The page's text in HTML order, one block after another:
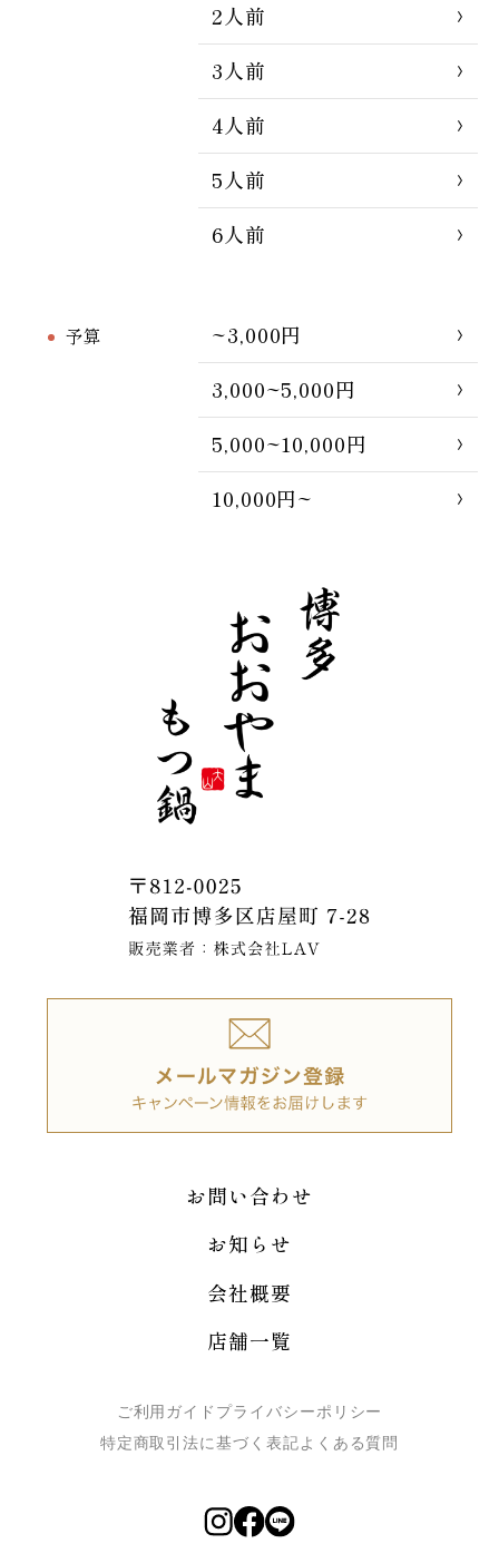
2人前
3人前
4人前
5人前
6人前
予算
~3,000円
3,000~5,000円
5,000~10,000円
10,000円~
お問い合わせ
お知らせ
会社概要
店舗一覧
ご利用ガイド プライバシーポリシー
特定商取引法に基づく表記よくある質問